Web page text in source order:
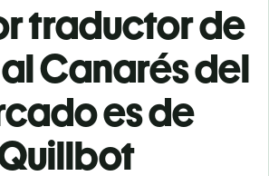
traductor de
Canarés del
es de